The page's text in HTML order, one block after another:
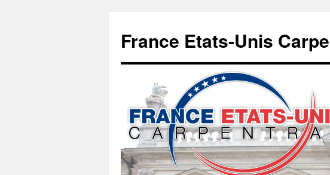
contenu
France Etats-Unis